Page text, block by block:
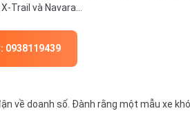
X-Trail và Navara
0938119439
về doanh số. Đành rằng một mẫu xe